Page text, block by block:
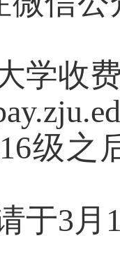
学收
级
于3月